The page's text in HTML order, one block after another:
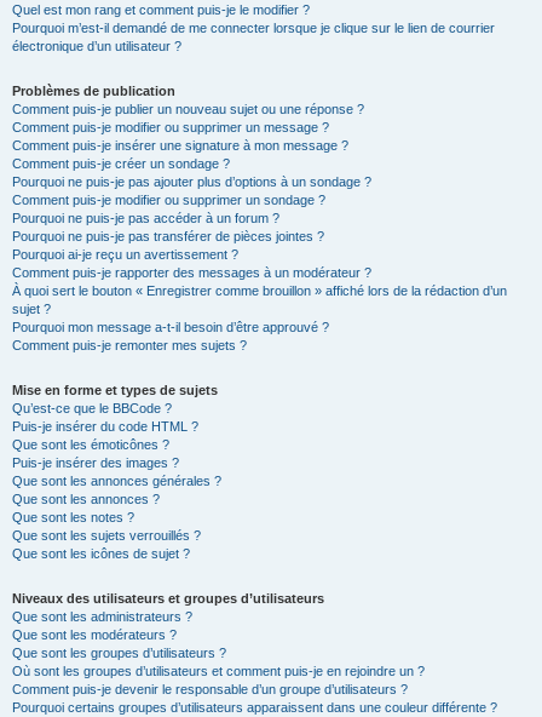
Quel est mon rang et comment puis-je le modifier ?
Pourquoi m’est-il demandé de me connecter lorsque je clique sur le lien de courrier
électronique d’un utilisateur ?
Problèmes de publication
Comment puis-je publier un nouveau sujet ou une réponse ?
Comment puis-je modifier ou supprimer un message ?
Comment puis-je insérer une signature à mon message ?
Comment puis-je créer un sondage ?
Pourquoi ne puis-je pas ajouter plus d’options à un sondage ?
Comment puis-je modifier ou supprimer un sondage ?
Pourquoi ne puis-je pas accéder à un forum ?
Pourquoi ne puis-je pas transférer de pièces jointes ?
Pourquoi ai-je reçu un avertissement ?
Comment puis-je rapporter des messages à un modérateur ?
À quoi sert le bouton « Enregistrer comme brouillon » affiché lors de la rédaction d’un
sujet ?
Pourquoi mon message a-t-il besoin d’être approuvé ?
Comment puis-je remonter mes sujets ?
Mise en forme et types de sujets
Qu’est-ce que le BBCode ?
Puis-je insérer du code HTML ?
Que sont les émoticônes ?
Puis-je insérer des images ?
Que sont les annonces générales ?
Que sont les annonces ?
Que sont les notes ?
Que sont les sujets verrouillés ?
Que sont les icônes de sujet ?
Niveaux des utilisateurs et groupes d’utilisateurs
Que sont les administrateurs ?
Que sont les modérateurs ?
Que sont les groupes d’utilisateurs ?
Où sont les groupes d’utilisateurs et comment puis-je en rejoindre un ?
Comment puis-je devenir le responsable d’un groupe d’utilisateurs ?
Pourquoi certains groupes d’utilisateurs apparaissent dans une couleur différente ?